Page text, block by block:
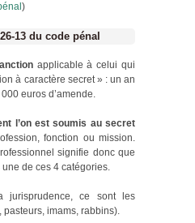
)
13 du code pénal
applicable à celui qui
à caractère secret » : un an
euros d’amende.
l’on est soumis au secret
fonction ou mission.
signifie donc que
de ces 4 catégories.
jurisprudence, ce sont les
imams, rabbins).